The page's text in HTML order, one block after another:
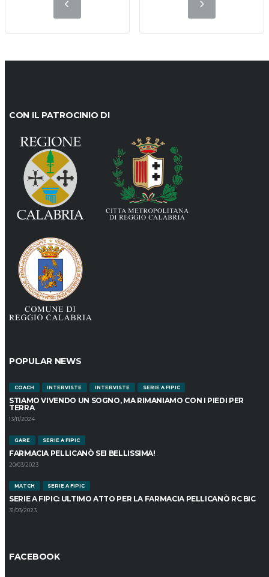
CON IL PATROCINIO DI
POPULAR NEWS
COACH INTERVISTE INTERVISTE SERIE A FIPIC
STIAMO VIVENDO UN SOGNO, MA RIMANIAMO CON I PIEDI PER
TERRA
13/11/2024
GARE SERIE A FIPIC
FARMACIA PELLICANÒ SEI BELLISSIMA!
20/03/2023
MATCH SERIE A FIPIC
SERIE A FIPIC: ULTIMO ATTO PER LA FARMACIA PELLICANÒ RC BIC
31/03/2023
FACEBOOK